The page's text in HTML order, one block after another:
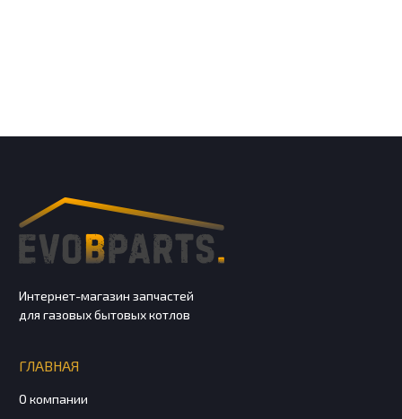
Интернет-магазин запчастей
для газовых бытовых котлов
ГЛАВНАЯ
О компании